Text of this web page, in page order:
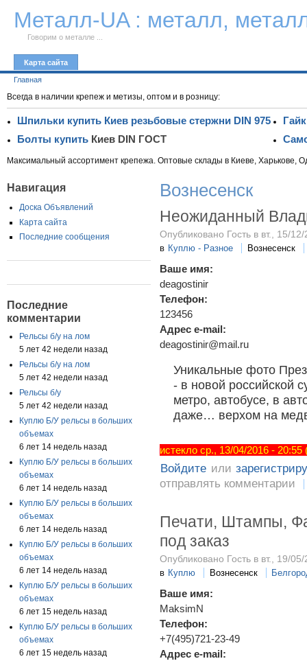
Металл-UA : металл,
Говорим о металле ...
Карта сайта
Главная
Всегда в наличии крепеж и метизы, оптом и в розницу:
Шпильки купить Киев резьбовые стержни DIN 975
Болты купитьКиев DIN ГОСТ
Максимальный ассортимент крепежа. Оптовые склады в Киеве, Харькове,
Навигация
Доска Объявлений
Карта сайта
Последние сообщения
Последние
комментарии
Рельсы б/у на лом
5 лет 42 недели назад
Рельсы б/у на лом
5 лет 42 недели назад
Рельсы б/у
5 лет 42 недели назад
Куплю Б/У рельсы в больших
объемах
6 лет 14 недель назад
Куплю Б/У рельсы в больших
объемах
6 лет 14 недель назад
Куплю Б/У рельсы в больших
объемах
6 лет 14 недель назад
Куплю Б/У рельсы в больших
объемах
6 лет 14 недель назад
Куплю Б/У рельсы в больших
объемах
6 лет 15 недель назад
Куплю Б/У рельсы в больших
объемах
6 лет 15 недель назад
Вознесенск
Неожиданный
Опубликовано Гость в вт., 15/
в Куплю - Разное Вознесенск
Ваше имя:
deagostinir
Телефон:
123456
Адрес e-mail:
deagostinir@mail.ru
Уникальные фото
- в новой российской
метро, автобусе, в
даже… верхом на
истекло ср., 13/04/2016 -
Войдите или
отправлять комментарии
Печати, Штампы,
под заказ
Опубликовано Гость в вт., 19/
в Куплю Вознесенск
Ваше имя:
MaksimN
Телефон:
+7(495)721-23-49
Адрес e-mail: